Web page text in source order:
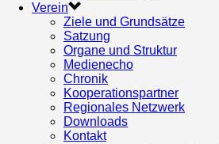
Verein
Ziele und Grundsätze
Satzung
Organe und Struktur
Medienecho
Chronik
Kooperationspartner
Regionales Netzwerk
Downloads
Kontakt